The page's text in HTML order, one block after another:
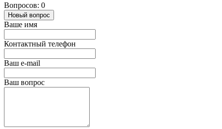
Вопросов: 0
Новый вопрос
Ваше имя
Контактный телефон
Ваш e-mail
Ваш вопрос